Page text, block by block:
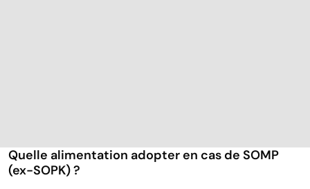
Quelle alimentation adopter en cas de SOMP
(ex-SOPK) ?